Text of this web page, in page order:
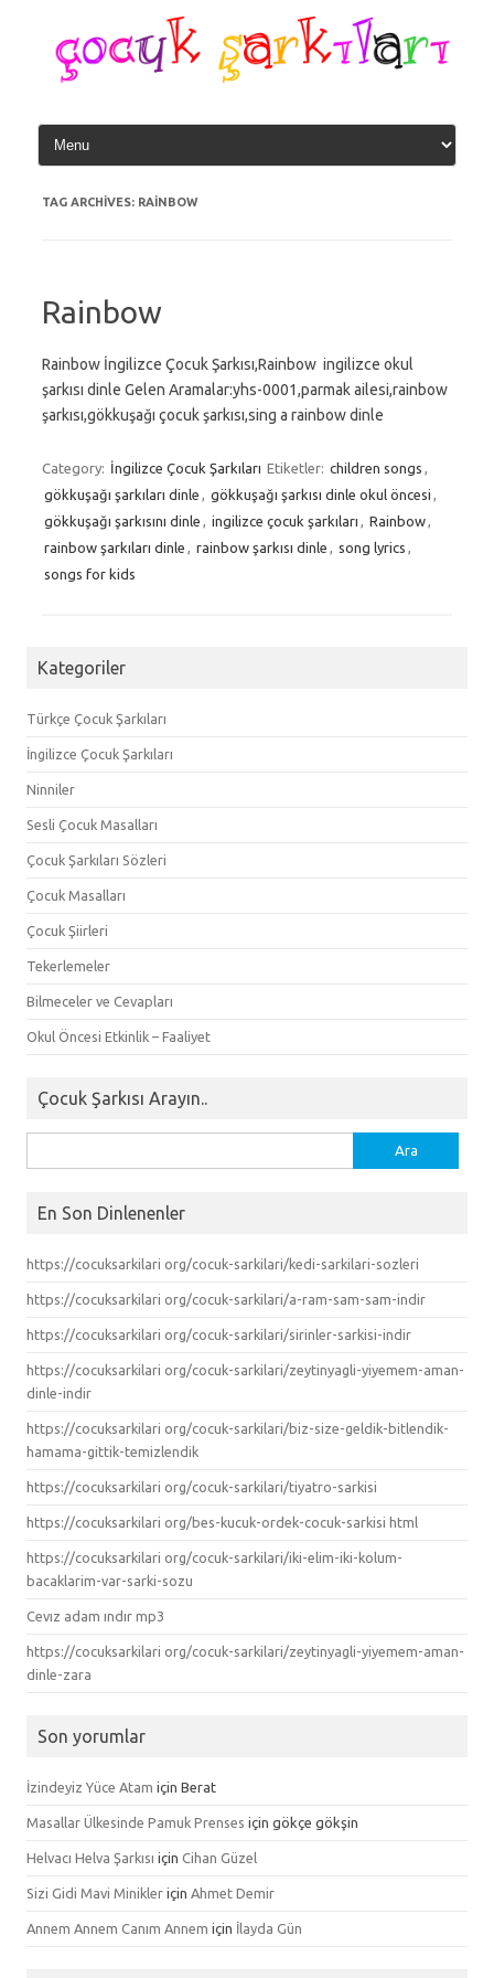
content
TAG ARCHIVES: RAINBOW
Rainbow
Rainbow İngilizce Çocuk Şarkısı,Rainbow ingilizce okul
şarkısı dinle Gelen Aramalar:yhs-0001,parmak ailesi,rainbow
şarkısı,gökkuşağı çocuk şarkısı,sing a rainbow dinle
Category: İngilizce Çocuk Şarkıları Etiketler: children songs
gökkuşağı şarkıları dinle
gökkuşağı şarkısı dinle okul öncesi
gökkuşağı şarkısını dinle
ingilizce çocuk şarkıları Rainbow
rainbow şarkıları dinle
rainbow şarkısı dinle song lyrics
songs for kids
Kategoriler
Türkçe Çocuk Şarkıları
İngilizce Çocuk Şarkıları
Ninniler
Sesli Çocuk Masalları
Çocuk Şarkıları Sözleri
Çocuk Masalları
Çocuk Şiirleri
Tekerlemeler
Bilmeceler ve Cevapları
Okul Öncesi Etkinlik – Faaliyet
Çocuk Şarkısı Arayın..
En Son Dinlenenler
https://cocuksarkilari org/cocuk-sarkilari/kedi-sarkilari-sozleri
https://cocuksarkilari org/cocuk-sarkilari/a-ram-sam-sam-indir
https://cocuksarkilari org/cocuk-sarkilari/sirinler-sarkisi-indir
https://cocuksarkilari org/cocuk-sarkilari/zeytinyagli-yiyemem-aman-
dinle-indir
https://cocuksarkilari org/cocuk-sarkilari/biz-size-geldik-bitlendik-
hamama-gittik-temizlendik
https://cocuksarkilari org/cocuk-sarkilari/tiyatro-sarkisi
https://cocuksarkilari org/bes-kucuk-ordek-cocuk-sarkisi html
https://cocuksarkilari org/cocuk-sarkilari/iki-elim-iki-kolum-
bacaklarim-var-sarki-sozu
Cevız adam ındır mp3
https://cocuksarkilari org/cocuk-sarkilari/zeytinyagli-yiyemem-aman-
dinle-zara
Son yorumlar
İzindeyiz Yüce Atam için Berat
Masallar Ülkesinde Pamuk Prenses için gökçe gökşin
Helvacı Helva Şarkısı için Cihan Güzel
Sizi Gidi Mavi Minikler için Ahmet Demir
Annem Annem Canım Annem için İlayda Gün